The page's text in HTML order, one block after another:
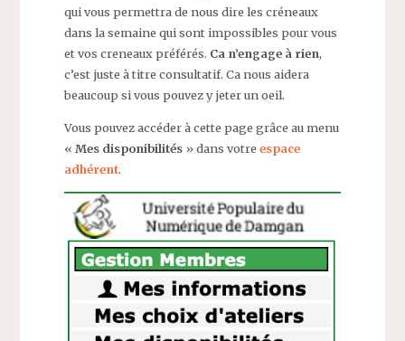
qui vous permettra de nous dire les créneaux
dans la semaine qui sont impossibles pour vous
et vos creneaux préférés. Ca n’engage à rien,
c’est juste à titre consultatif. Ca nous aidera
beaucoup si vous pouvez y jeter un oeil.
Vous pouvez accéder à cette page grâce au menu
« Mes disponibilités» dans votre espace
adhérent.